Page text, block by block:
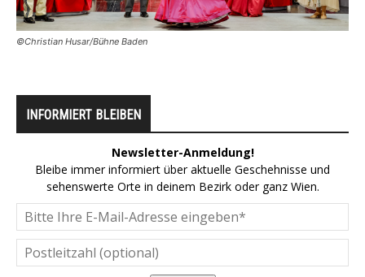
©Christian Husar/Bühne Baden
INFORMIERT BLEIBEN
Newsletter-Anmeldung!
Bleibe immer informiert über aktuelle Geschehnisse und
sehenswerte Orte in deinem Bezirk oder ganz Wien.